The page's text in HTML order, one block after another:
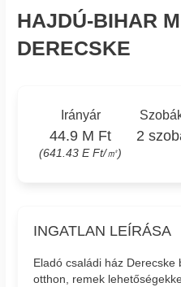
HAJDÚ-BIHAR
DERECSKE
Irányár
44.9 M Ft
(641.43 E Ft/㎡)
2
INGATLAN LEÍRÁSA
Eladó családi ház
otthon, remek